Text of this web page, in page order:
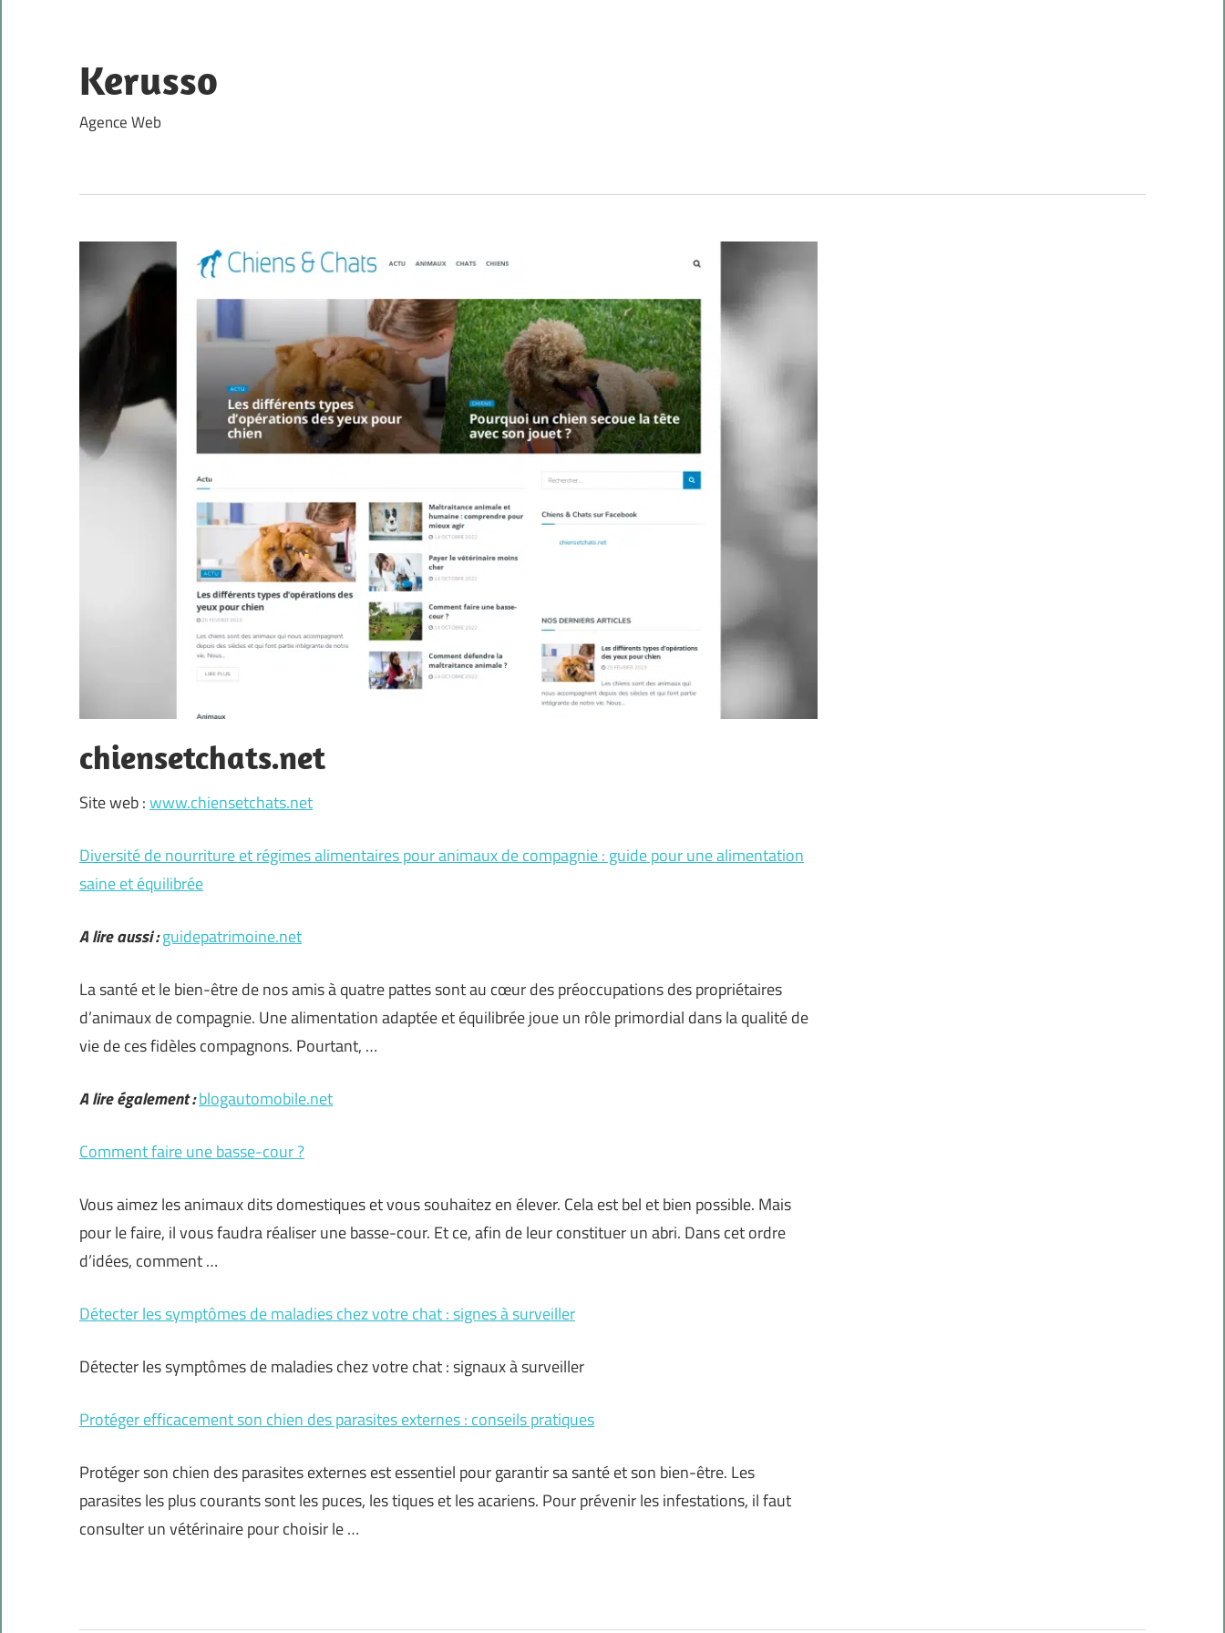
content
Kerusso
Agence Web
chiensetchats.net
Site web :www.chiensetchats.net
Diversité de nourriture et régimes alimentaires pour animaux de compagnie : guide pour une alimentation
saine et équilibrée
A lire aussi :guidepatrimoine.net
La santé et le bien-être de nos amis à quatre pattes sont au cœur des préoccupations des propriétaires
d’animaux de compagnie. Une alimentation adaptée et équilibrée joue un rôle primordial dans la qualité de
vie de ces fidèles compagnons. Pourtant, …
A lire également :blogautomobile.net
Comment faire une basse-cour ?
Vous aimez les animaux dits domestiques et vous souhaitez en élever. Cela est bel et bien possible. Mais
pour le faire, il vous faudra réaliser une basse-cour. Et ce, afin de leur constituer un abri. Dans cet ordre
d’idées, comment …
Détecter les symptômes de maladies chez votre chat : signes à surveiller
Détecter les symptômes de maladies chez votre chat : signaux à surveiller
Protéger efficacement son chien des parasites externes : conseils pratiques
Protéger son chien des parasites externes est essentiel pour garantir sa santé et son bien-être. Les
parasites les plus courants sont les puces, les tiques et les acariens. Pour prévenir les infestations, il faut
consulter un vétérinaire pour choisir le …